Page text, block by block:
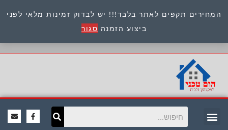
המחירים תקפים לאתר בלבד!!! יש לבדוק זמינות מלאי לפני
ביצוע הזמנה סגור
כתובת : היוזמים 9 אור יהודה שירות לקוחות 054-
8945722